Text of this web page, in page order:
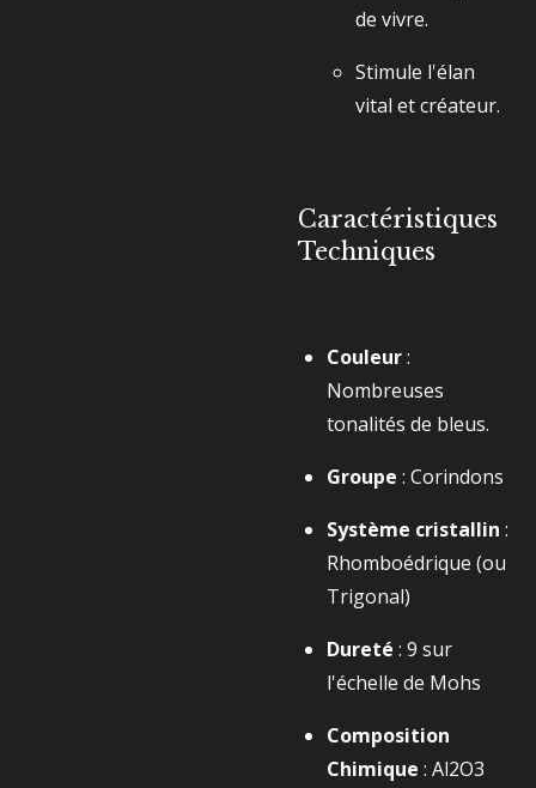
de vivre.
Stimule l'élan
vital et créateur.
Caractéristiques
Techniques
Couleur:
Nombreuses
tonalités de bleus.
Groupe : Corindons
Système cristallin :
Rhomboédrique (ou
Trigonal)
Dureté : 9 sur
l'échelle de Mohs
Composition
Chimique : Al2​O3​